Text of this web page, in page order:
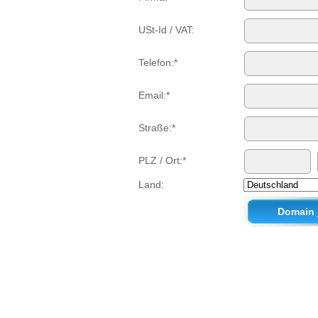
USt-Id / VAT:
Telefon:*
Email:*
Straße:*
PLZ / Ort:*
Land: